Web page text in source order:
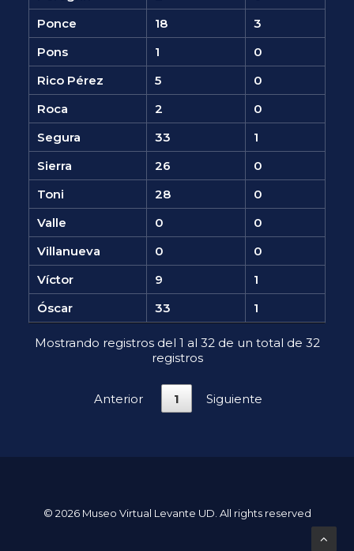
Ponce
18
3
Pons
1
0
Rico Pérez
5
0
Roca
2
0
Segura
33
1
Sierra
26
0
Toni
28
0
Valle
0
0
Villanueva
0
0
Víctor
9
1
Óscar
33 1
Mostrando registros del 1 al 32 de un total de 32
registros
Anterior 1 Siguiente
© 2026 Museo Virtual Levante UD. All rights reserved